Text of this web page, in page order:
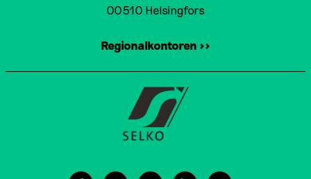
00510 Helsingfors
Regionalkontoren >>